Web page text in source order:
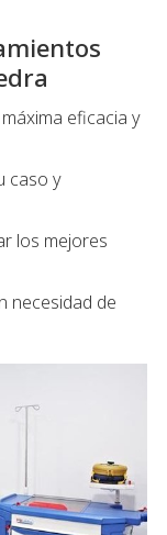
eficacia y
caso y
los mejores
necesidad de